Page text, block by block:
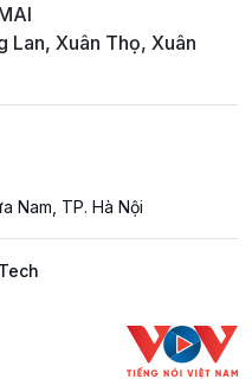
Lan, Xuân Thọ, Xuân
Nam, TP. Hà Nội